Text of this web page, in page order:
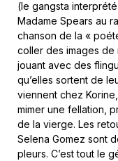
(le gangsta
Madame Spears au
chanson de la «
coller des images de
jouant avec des
qu’elles sortent de
viennent chez
mimer une fellation,
de la vierge. Les
Selena Gomez sont
pleurs. C’est tout le